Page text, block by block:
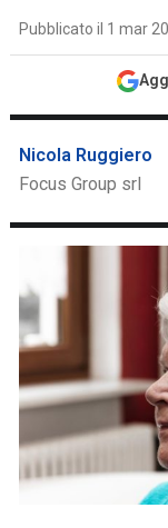
Pubblicato il 1 mar
Nicola Ruggiero
Focus Group srl